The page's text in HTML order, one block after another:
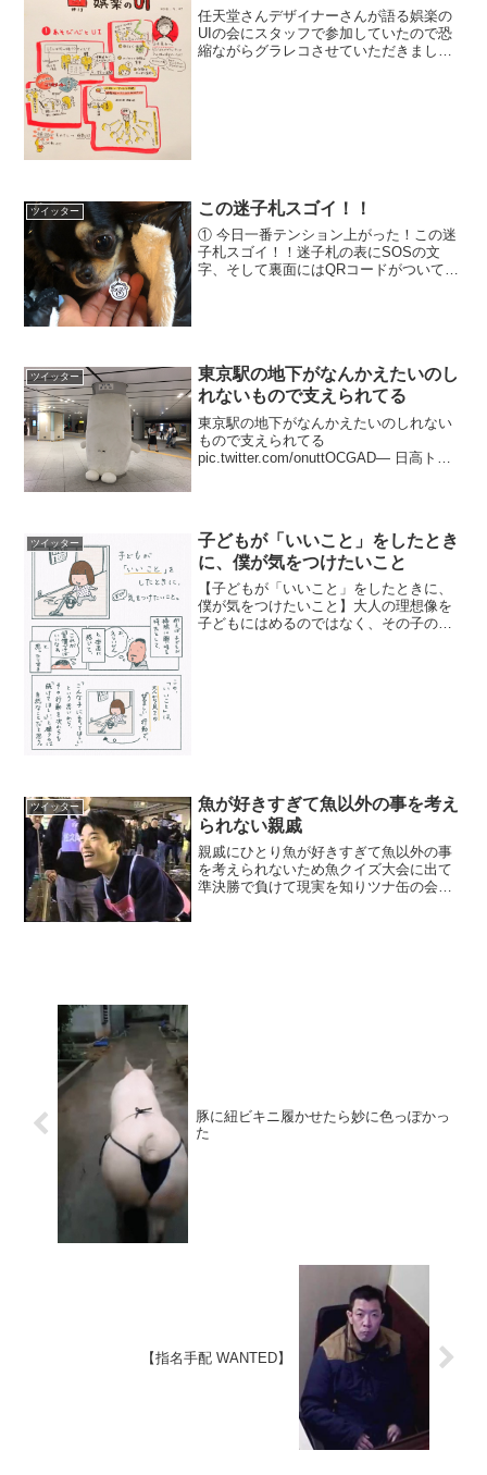
任天堂さんデザイナーさんが語る娯楽の
UIの会にスタッフで参加していたので恐
縮ながらグラレコさせていただきまし
ツイッター この迷子札スゴイ！！
① 今日一番テンション上がった！この迷
子札スゴイ！！迷子札の表にSOSの文
字、そして裏面にはQRコードがついてい
ツイッター
東京駅の地下がなんかえたいのし
れないもので支えられてる
東京駅の地下がなんかえたいのしれない
もので支えられてる
pic.twitter.com/onuttOCGAD— 日高トモ
ツイッター
子どもが「いいこと」をしたとき
に、僕が気をつけたいこと
【子どもが「いいこと」をしたときに、
僕が気をつけたいこと】大人の理想像を
子どもにはめるのではなく、その子の内
ツイッター
魚が好きすぎて魚以外の事を考え
られない親戚
親戚にひとり魚が好きすぎて魚以外の事
を考えられないため魚クイズ大会に出て
準決勝で負けて現実を知りツナ缶の会社
豚に紐ビキニ履かせたら妙に色っぽかっ
た
【指名手配 WANTED】